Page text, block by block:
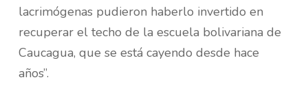
lacrimógenas pudieron haberlo invertido en
recuperar el techo de la escuela bolivariana de
Caucagua, que se está cayendo desde hace
años”.